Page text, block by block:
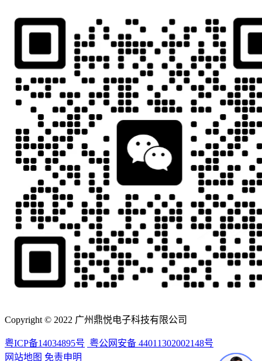
Copyright © 2022 广州鼎悦电子科技有限公司
粤ICP备14034895号 粤公网安备 44011302002148号
网站地图 免责申明